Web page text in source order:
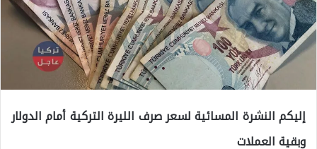
إليكم النشرة المسائية لسعر صرف الليرة التركية أمام الدولار
وبقية العملات